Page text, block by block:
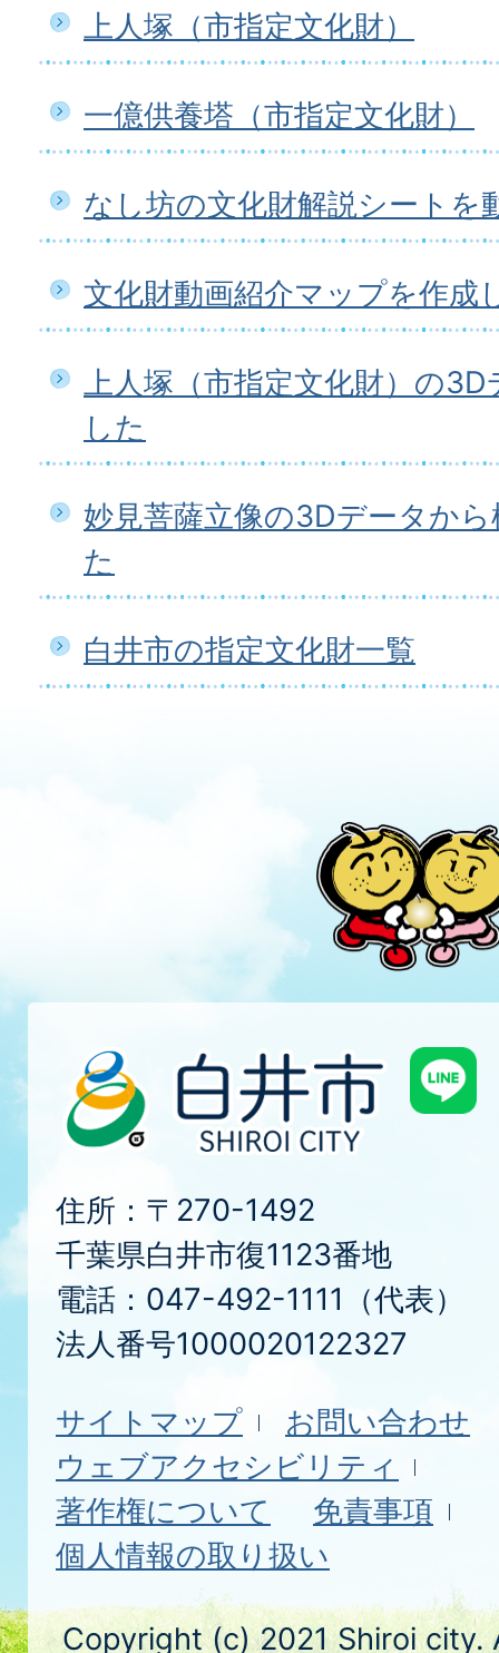
上人塚（市指定文化財）
一億供養塔（市指定文化財）
なし坊の文化財解説シートを
文化財動画紹介マップを作成
上人塚（市指定文化財）の
した
妙見菩薩立像の3Dデータか
た
白井市の指定文化財一覧
住所：〒270-1492
千葉県白井市復1123番地
電話：047-492-1111（代表）
法人番号1000020122327
サイトマップ
お問い合わせ
ウェブアクセシビリティ
著作権について
免責事項
個人情報の取り扱い
Copyright (c) 2021 Shiroi city.